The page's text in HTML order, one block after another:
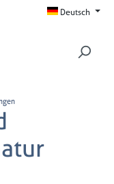
Deutsch